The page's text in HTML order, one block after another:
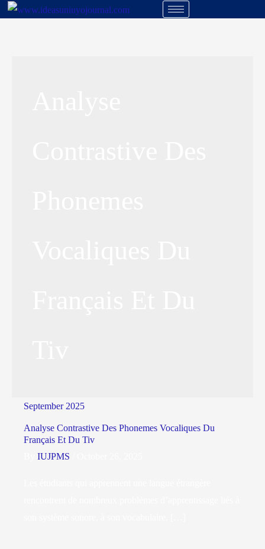
September 2025
Analyse Contrastive Des Phonemes Vocaliques Du
Français Et Du Tiv
IUJPMS